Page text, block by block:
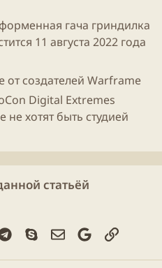
гача гриндилка
11 августа 2022 года
создателей Warframe
Digital Extremes
хотят быть студией
статьёй
Telegram
SkypeЭлектронная
GoogleСсылка